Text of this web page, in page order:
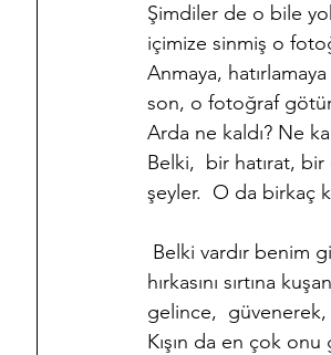
Şimdiler de o bile
içimize sinmiş o
Anmaya,
son, o fotoğraf
Arda ne kaldı? Ne
Belki,  bir hatırat,
şeyler.  O da birkaç
hırkasını sırtına
gelince,  güvenerek,
Kışın da en çok onu